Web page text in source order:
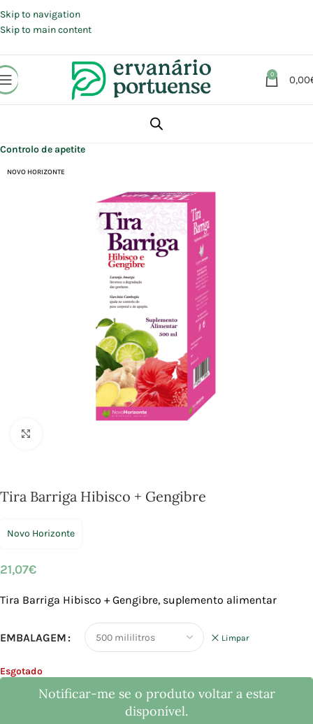
Skip to navigation
Skip to main content
0 0,00
Suplementos alimentares
Controlo de apetite
NOVO HORIZONTE
Tira Barriga Hibisco + Gengibre
Novo Horizonte
21,07€
Tira Barriga Hibisco + Gengibre, suplemento alimentar
EMBALAGEM Limpar
Esgotado
Notificar-me se o produto voltar a estar
disponível.